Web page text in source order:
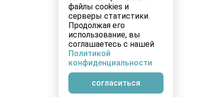
файлы cookies и
серверы статистики.
Продолжая его
использование, вы
соглашаетесь с нашей
Политикой
конфиденциальности
согласиться